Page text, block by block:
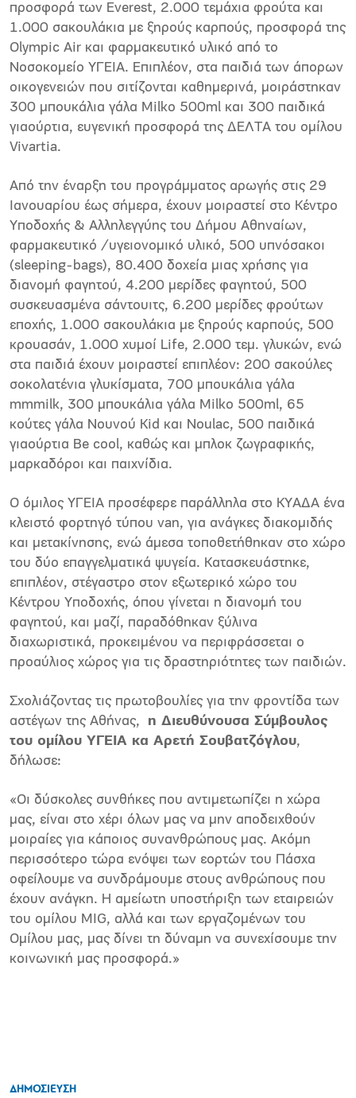
προσφορά των Everest, 2.000 τεμάχια φρούτα και
1.000 σακουλάκια με ξηρούς καρπούς, προσφορά της
Olympic Air και φαρμακευτικό υλικό από το
Νοσοκομείο ΥΓΕΙΑ. Επιπλέον, στα παιδιά των άπορων
οικογενειών που σιτίζονται καθημερινά, μοιράστηκαν
300 μπουκάλια γάλα Milko 500ml και 300 παιδικά
γιαούρτια, ευγενική προσφορά της ΔΕΛΤΑ του ομίλου
Vivartia.
Από την έναρξη του προγράμματος αρωγής στις 29
Ιανουαρίου έως σήμερα, έχουν μοιραστεί στο Κέντρο
Υποδοχής & Αλληλεγγύης του Δήμου Αθηναίων,
φαρμακευτικό /υγειονομικό υλικό, 500 υπνόσακοι
(sleeping-bags), 80.400 δοχεία μιας χρήσης για
διανομή φαγητού, 4.200 μερίδες φαγητού, 500
συσκευασμένα σάντουιτς, 6.200 μερίδες φρούτων
εποχής, 1.000 σακουλάκια με ξηρούς καρπούς, 500
κρουασάν, 1.000 χυμοί Life, 2.000 τεμ. γλυκών, ενώ
στα παιδιά έχουν μοιραστεί επιπλέον: 200 σακούλες
σοκολατένια γλυκίσματα, 700 μπουκάλια γάλα
mmmilk, 300 μπουκάλια γάλα Milko 500ml, 65
κούτες γάλα Νουνού Kid και Noulac, 500 παιδικά
γιαούρτια Be cool, καθώς και μπλοκ ζωγραφικής,
μαρκαδόροι και παιχνίδια.
Ο όμιλος ΥΓΕΙΑ προσέφερε παράλληλα στο ΚΥΑΔΑ ένα
κλειστό φορτηγό τύπου van, για ανάγκες διακομιδής
και μετακίνησης, ενώ άμεσα τοποθετήθηκαν στο χώρο
του δύο επαγγελματικά ψυγεία. Κατασκευάστηκε,
επιπλέον, στέγαστρο στον εξωτερικό χώρο του
Κέντρου Υποδοχής, όπου γίνεται η διανομή του
φαγητού, και μαζί, παραδόθηκαν ξύλινα
διαχωριστικά, προκειμένου να περιφράσσεται ο
προαύλιος χώρος για τις δραστηριότητες των παιδιών.
Σχολιάζοντας τις πρωτοβουλίες για την φροντίδα των
αστέγων της Αθήνας, η Διευθύνουσα Σύμβουλος
του ομίλου ΥΓΕΙΑ κα Αρετή Σουβατζόγλου,
δήλωσε:
«Οι δύσκολες συνθήκες που αντιμετωπίζει η χώρα
μας, είναι στο χέρι όλων μας να μην αποδειχθούν
μοιραίες για κάποιος συνανθρώπους μας. Ακόμη
περισσότερο τώρα ενόψει των εορτών του Πάσχα
οφείλουμε να συνδράμουμε στους ανθρώπους που
έχουν ανάγκη. Η αμείωτη υποστήριξη των εταιρειών
του ομίλου MIG, αλλά και των εργαζομένων του
Ομίλου μας, μας δίνει τη δύναμη να συνεχίσουμε την
κοινωνική μας προσφορά.»
ΔΗΜΟΣΙΕΥΣΗ